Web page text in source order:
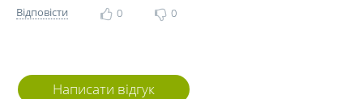
Відповісти 0 0
Написати відгук